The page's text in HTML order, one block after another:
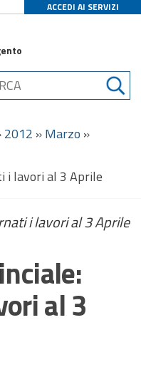
ACCEDI AI SERVIZI
2012 »Marzo »
i lavori al 3 Aprile
i lavori al 3 Aprile
al 3